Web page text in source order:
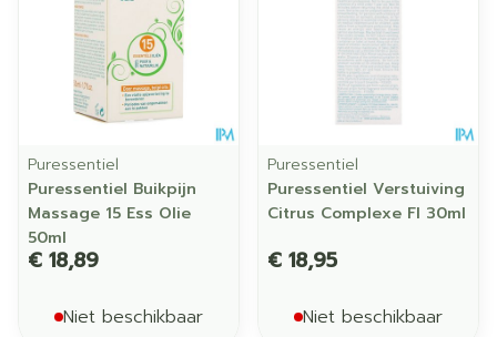
Puressentiel
Puressentiel Buikpijn
Massage 15 Ess Olie
50ml
€ 18,89
Niet beschikbaar
Puressentiel
Puressentiel Verstuiving
Citrus Complexe Fl 30ml
€ 18,95
Niet beschikbaar